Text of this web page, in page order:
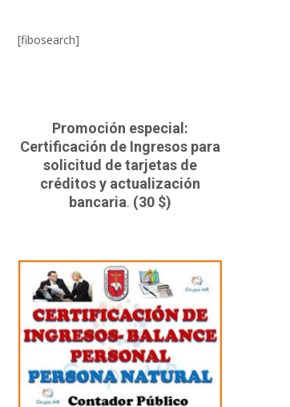
[fibosearch]
Promoción especial:
Certificación de Ingresos para
solicitud de tarjetas de
créditos y actualización
bancaria. (30 $)